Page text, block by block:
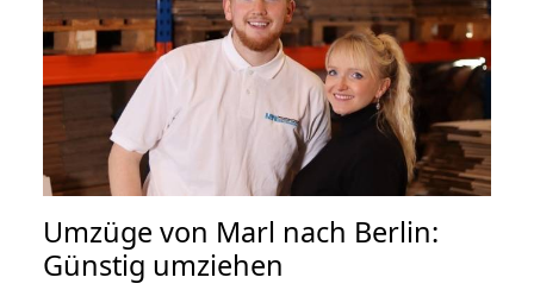
Umzüge von Marl nach Berlin:
Günstig umziehen